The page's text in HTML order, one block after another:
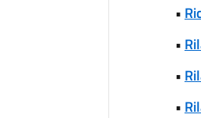
•
•
•
•